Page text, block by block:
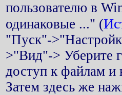
пользователю в
одинаковые ..." (
"Пуск"-
>"Вид"-> Уберите
доступ к файлам и
Затем здесь же